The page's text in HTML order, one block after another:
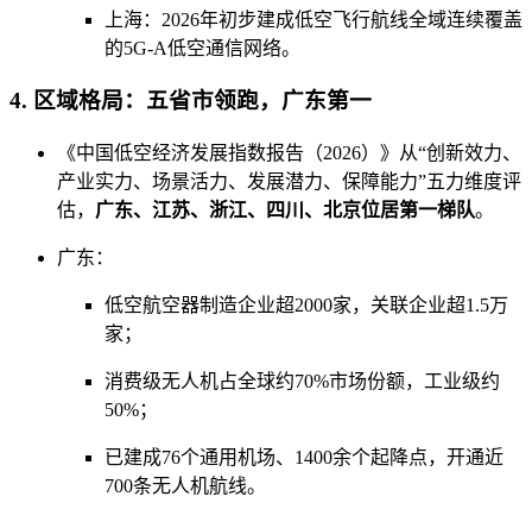
上海：2026年初步建成低空飞行航线全域连续覆盖
的5G-A低空通信网络。
4. 区域格局：五省市领跑，广东第一
《中国低空经济发展指数报告（2026）》从“创新效力、
产业实力、场景活力、发展潜力、保障能力”五力维度评
估， 广东、江苏、浙江、四川、北京位居第一梯队。
广东：
低空航空器制造企业超2000家，关联企业超1.5万
家；
消费级无人机占全球约70%市场份额，工业级约
50%；
已建成76个通用机场、1400余个起降点，开通近
700条无人机航线。